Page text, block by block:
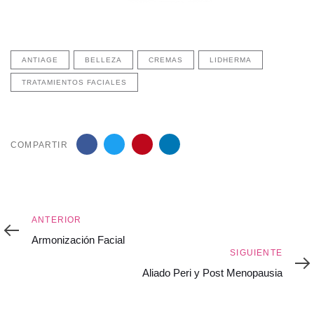
ANTIAGE BELLEZA CREMAS LIDHERMA
TRATAMIENTOS FACIALES
COMPARTIR
Anterior
ANTERIOR
Armonización Facial
SIGUIENTE
Aliado Peri y Post Menopausia